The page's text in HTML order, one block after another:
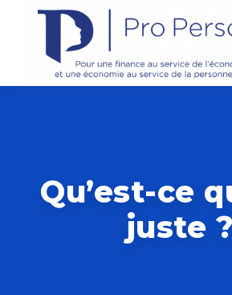
Qu’est-ce
juste ?
Panneau de gestion des cookies